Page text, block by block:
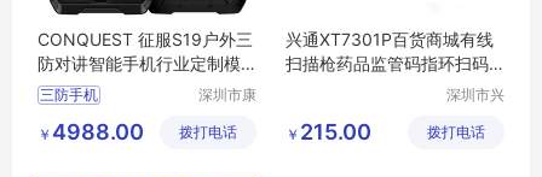
CONQUEST 征服S19户外三
防对讲智能手机行业定制模
块化手持终端
三防手机
深圳市康
讯设备有
￥ 4988.00 拨打电话
兴通XT7301P百货商城有线
扫描枪药品监管码指环扫码
深圳市兴
技有限公
￥ 215.00 拨打电话